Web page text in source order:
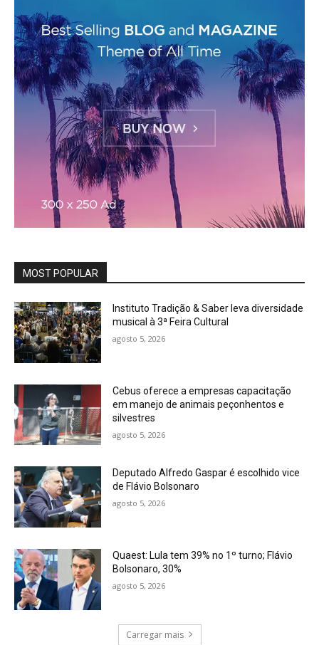
MOST POPULAR
Instituto Tradição & Saber leva diversidade
musical à 3ª Feira Cultural
agosto 5, 2026
Cebus oferece a empresas capacitação
em manejo de animais peçonhentos e
silvestres
agosto 5, 2026
Deputado Alfredo Gaspar é escolhido vice
de Flávio Bolsonaro
agosto 5, 2026
Quaest: Lula tem 39% no 1º turno; Flávio
Bolsonaro, 30%
agosto 5, 2026
Carregar mais